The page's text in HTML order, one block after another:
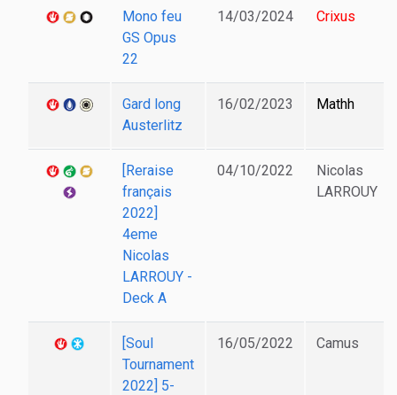
Mono feu
GS Opus
22
14/03/2024 Crixus
Gard long
Austerlitz
16/02/2023 Mathh
[Reraise
français
2022]
4eme
Nicolas
LARROUY -
Deck A
04/10/2022
Nicolas
LARROUY
[Soul
Tournament
2022] 5-
16/05/2022 Camus